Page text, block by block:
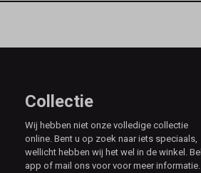
Collectie
Wij hebben niet onze volledige collectie
online. Bent u op zoek naar iets speciaals,
wellicht hebben wij het wel in de winkel. Bel,
app of mail ons voor voor meer informatie.